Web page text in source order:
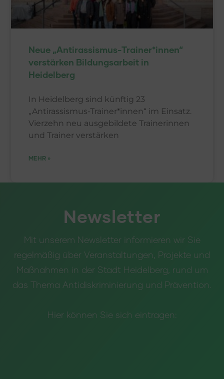
Neue „Antirassismus-Trainer*innen“
verstärken Bildungsarbeit in
Heidelberg
In Heidelberg sind künftig 23
„Antirassismus-Trainer*innen“ im Einsatz.
Vierzehn neu ausgebildete Trainerinnen
und Trainer verstärken
MEHR »
Newsletter
Mit unserem Newsletter informieren wir Sie
regelmäßig über Veranstaltungen, Projekte und
Maßnahmen in der Stadt Heidelberg, rund um
das Thema Antidiskriminierung und Prävention.
Hier können Sie sich eintragen: